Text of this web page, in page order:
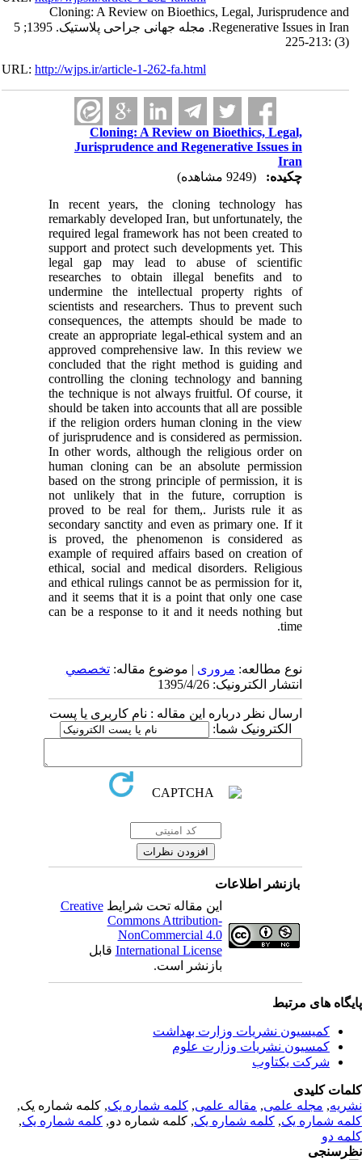
Cloning: A Review on Bioethics, Legal, Jurisprudence and
Regenerative Issues in Iran. مجله جهانی جراحی پلاستیک. 1395; 5
URL:http://wjps.ir/article-1-262-fa.html
Cloning: A Review on Bioethics, Legal,
Jurisprudence and Regenerative Issues in
Iran
چکیده:
In recent years, the cloning technology has
remarkably developed Iran, but unfortunately, the
required legal framework has not been created to
support and protect such developments yet. This
legal gap may lead to abuse of scientific
researches to obtain illegal benefits and to
undermine the intellectual property rights of
scientists and researchers. Thus to prevent such
consequences, the attempts should be made to
create an appropriate legal-ethical system and an
approved comprehensive law. In this review we
concluded that the right method is guiding and
controlling the cloning technology and banning
the technique is not always fruitful. Of course, it
should be taken into accounts that all are possible
if the religion orders human cloning in the view
of jurisprudence and is considered as permission.
In other words, although the religious order on
human cloning can be an absolute permission
based on the strong principle of permission, it is
not unlikely that in the future, corruption is
proved to be real for them,. Jurists rule it as
secondary sanctity and even as primary one. If it
is proved, the phenomenon is considered as
example of required affairs based on creation of
ethical, social and medical disorders. Religious
and ethical rulings cannot be as permission for it,
and it seems that it is a point that only one case
can be a response to it and it needs nothing but
time.
نوع مطالعه:مروری| موضوع مقاله:تخصصي
انتشار الکترونیک: 1395/4/26
ارسال نظر درباره این مقاله : نام کاربری یا پست
الکترونیک شما:
بازنشر اطلاعات
این مقاله تحت شرایطCreative
Commons Attribution-
NonCommercial 4.0
International Licenseقابل
بازنشر است.
های مرتبط
کمیسیون نشریات وزارت بهداشت
کمسیون نشریات وزارت علوم
شرکت یکتاوب
کلیدی
,مجله علمی, مقاله علمی, کلمه شماره یک, کلمه شماره یک,
شماره یک,کلمه شماره یک, کلمه شماره دو,کلمه شماره یک,
دو